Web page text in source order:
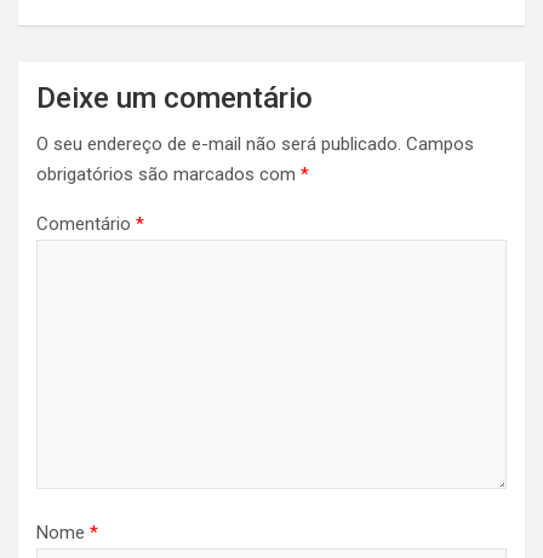
Deixe um comentário
O seu endereço de e-mail não será publicado. Campos
obrigatórios são marcados com *
Comentário *
Nome *